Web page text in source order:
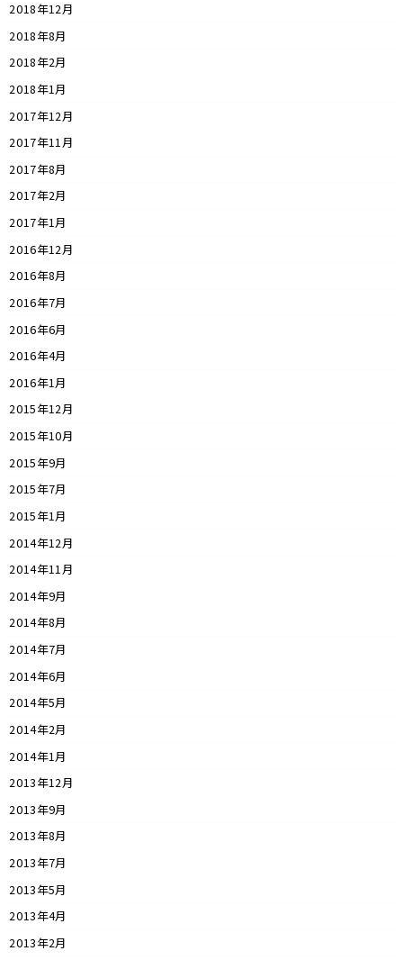
2018年12月
2018年8月
2018年2月
2018年1月
2017年12月
2017年11月
2017年8月
2017年2月
2017年1月
2016年12月
2016年8月
2016年7月
2016年6月
2016年4月
2016年1月
2015年12月
2015年10月
2015年9月
2015年7月
2015年1月
2014年12月
2014年11月
2014年9月
2014年8月
2014年7月
2014年6月
2014年5月
2014年2月
2014年1月
2013年12月
2013年9月
2013年8月
2013年7月
2013年5月
2013年4月
2013年2月